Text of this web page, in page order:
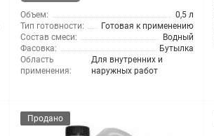
Объем:
0,5 л
Тип готовности:
Готовая к применению
Состав смеси:
Водный
Фасовка:
Бутылка
Область
применения:
Для внутренних и
наружных работ
Продано